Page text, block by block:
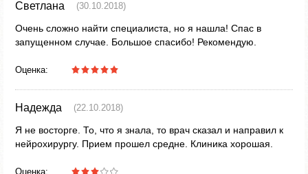
Светлана (30.10.2018)
Очень сложно найти специалиста, но я нашла! Спас в
запущенном случае. Большое спасибо! Рекомендую.
Оценка:
Надежда (22.10.2018)
Я не восторге. То, что я знала, то врач сказал и направил к
нейрохирургу. Прием прошел средне. Клиника хорошая.
Оценка: